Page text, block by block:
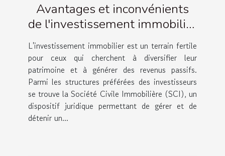
Avantages et inconvénients
de l'investissement immobilier
via une SCI
L'investissement immobilier est un terrain fertile
pour ceux qui cherchent à diversifier leur
patrimoine et à générer des revenus passifs.
Parmi les structures préférées des investisseurs
se trouve la Société Civile Immobilière (SCI), un
dispositif juridique permettant de gérer et de
détenir un...